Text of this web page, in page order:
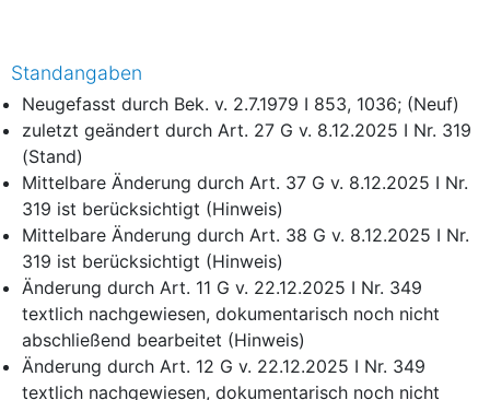
Standangaben
Neugefasst durch Bek. v. 2.7.1979 I 853, 1036; (Neuf)
zuletzt geändert durch Art. 27 G v. 8.12.2025 I Nr. 319
(Stand)
Mittelbare Änderung durch Art. 37 G v. 8.12.2025 I Nr.
319 ist berücksichtigt (Hinweis)
Mittelbare Änderung durch Art. 38 G v. 8.12.2025 I Nr.
319 ist berücksichtigt (Hinweis)
Änderung durch Art. 11 G v. 22.12.2025 I Nr. 349
textlich nachgewiesen, dokumentarisch noch nicht
abschließend bearbeitet (Hinweis)
Änderung durch Art. 12 G v. 22.12.2025 I Nr. 349
textlich nachgewiesen, dokumentarisch noch nicht